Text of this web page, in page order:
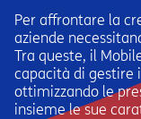
Per affrontare la
aziende
Tra queste, il
capacità di gestire
ottimizzando le
insieme le sue